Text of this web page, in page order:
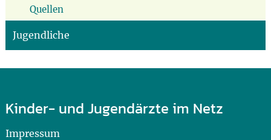
Quellen
Jugendliche
Kinder- und Jugendärzte im Netz
Impressum